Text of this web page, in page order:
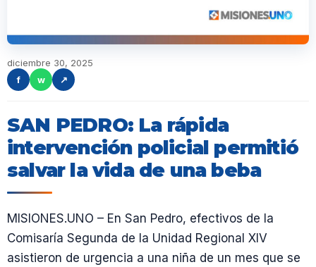
diciembre 30, 2025
f
w ↗
SAN PEDRO: La rápida
intervención policial permitió
salvar la vida de una beba
MISIONES.UNO – En San Pedro, efectivos de la
Comisaría Segunda de la Unidad Regional XIV
asistieron de urgencia a una niña de un mes que se